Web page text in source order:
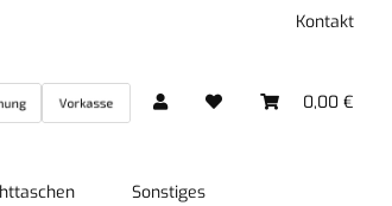
Kontakt
0,00 €
Sonstiges